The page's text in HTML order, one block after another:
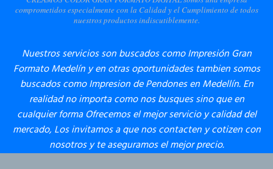
comprometidos especialmente con la Calidad y el Cumplimiento de todos
nuestros productos indiscutiblemente.
Nuestros servicios son buscados como Impresión Gran
Formato Medelín y en otras oportunidades tambien somos
buscados como Impresion de Pendones en Medellín. En
realidad no importa como nos busques sino que en
cualquier forma Ofrecemos el mejor servicio y calidad del
mercado, Los invitamos a que nos contacten y cotizen con
nosotros y te aseguramos el mejor precio.